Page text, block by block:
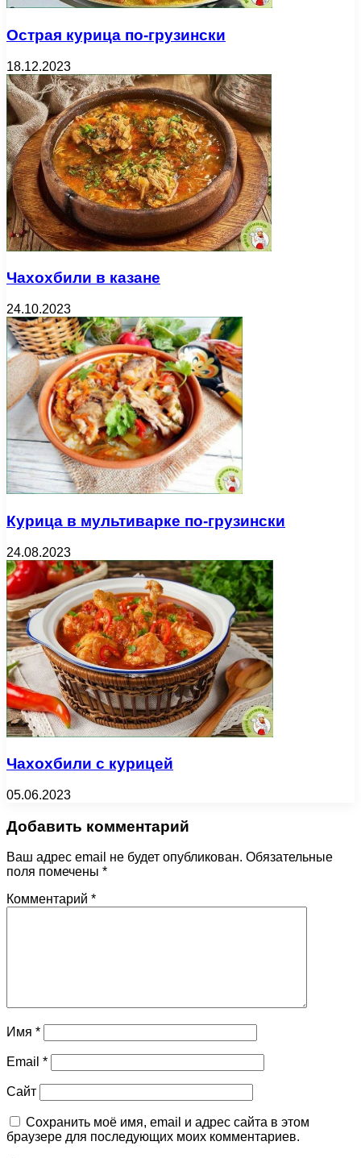
Острая курица по-грузински
18.12.2023
Чахохбили в казане
24.10.2023
Курица в мультиварке по-грузински
24.08.2023
Чахохбили с курицей
05.06.2023
Добавить комментарий
Ваш адрес email не будет опубликован. Обязательные
поля помечены *
Комментарий *
Имя *
Email *
Сайт
Сохранить моё имя, email и адрес сайта в этом
браузере для последующих моих комментариев.